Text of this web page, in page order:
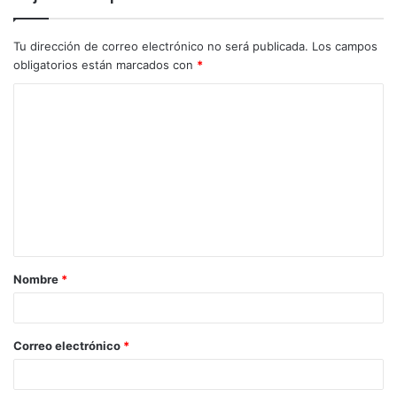
Tu dirección de correo electrónico no será publicada. Los campos
obligatorios están marcados con *
Nombre *
Correo electrónico *